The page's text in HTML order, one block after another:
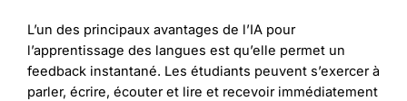
L’un des principaux avantages de l’IA pour
l’apprentissage des langues est qu’elle permet un
feedback instantané. Les étudiants peuvent s’exercer à
parler, écrire, écouter et lire et recevoir immédiatement